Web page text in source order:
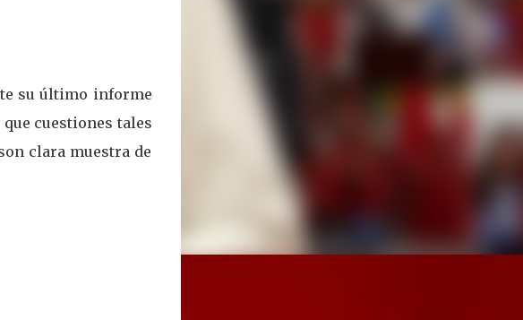
su último informe
cuestiones tales
clara muestra de